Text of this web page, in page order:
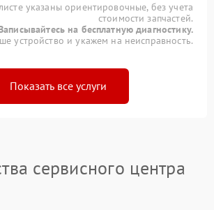
указаны ориентировочные, без учета
стоимости запчастей.
на бесплатную диагностику.
устройство и укажем на неисправность.
Показать все услуги
сервисного центра